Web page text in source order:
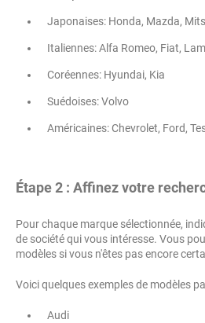
Japonaises: Honda, Mazda,
Italiennes: Alfa Romeo, Fiat,
Coréennes: Hyundai, Kia
Suédoises: Volvo
Américaines: Chevrolet, Ford,
Étape 2 : Affinez votre
Pour chaque marque sélectionnée,
de société qui vous intéresse. Vous
modèles si vous n'êtes pas encore
Voici quelques exemples de modèles
Audi